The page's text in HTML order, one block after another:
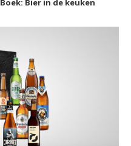
Boek: Bier in de keuken